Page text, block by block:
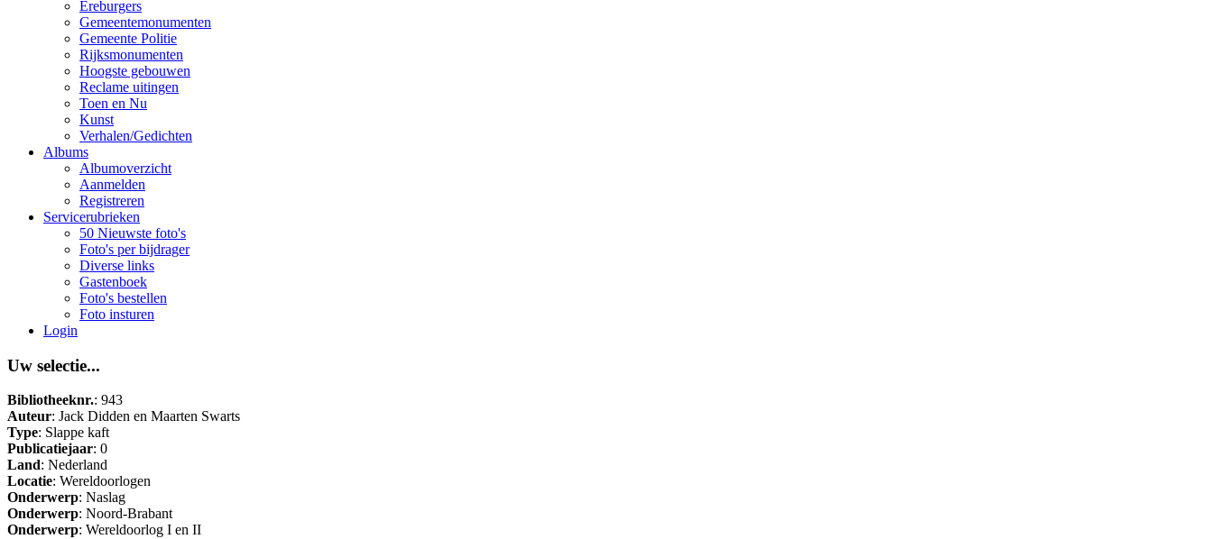
Ereburgers
Gemeentemonumenten
Gemeente Politie
Rijksmonumenten
Hoogste gebouwen
Reclame uitingen
Toen en Nu
Kunst
Verhalen/Gedichten
Albums
Albumoverzicht
Aanmelden
Registreren
Servicerubrieken
50 Nieuwste foto's
Foto's per bijdrager
Diverse links
Gastenboek
Foto's bestellen
Foto insturen
Login
Uw selectie...
Bibliotheeknr.: 943
Auteur: Jack Didden en Maarten Swarts
Type: Slappe kaft
Publicatiejaar: 0
Land: Nederland
Locatie: Wereldoorlogen
Onderwerp: Naslag
Onderwerp: Noord-Brabant
Onderwerp: Wereldoorlog I en II